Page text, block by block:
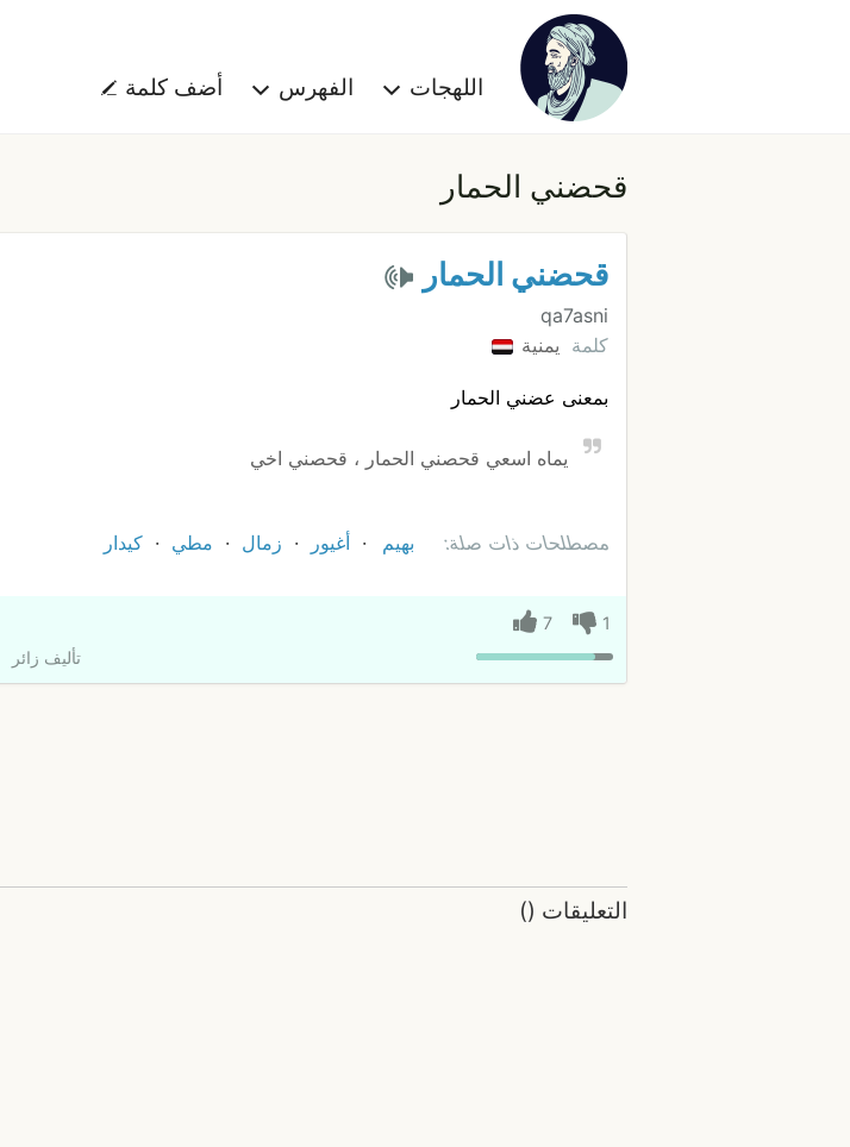
اللهجات الفهرس أضف كلمة
قحضني الحمار
قحضني الحمار
qa7asni
كلمة يمنية
بمعنى عضني الحمار
يماه اسعي قحصني الحمار ، قحصني اخي
مصطلحات ذات صلة: بهيم أغيور زمال مطي كيدار
1
7
تأليف زائر
التعليقات (
)